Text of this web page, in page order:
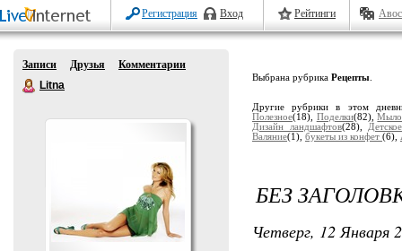
Регистрация Вход Рейтинги
Записи Друзья
Комментарии
Litna
Выбрана рубрика Рецепты
Другие рубрики в этом
Полезное(18), Поделки(82),Мыло
Дизайн ландшафтов(28), Детское
Валяние(1), букеты из конфет (6),
БЕЗ
Четверг, 12 Января